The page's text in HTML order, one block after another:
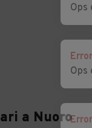
a Nuoro
Ops
Error
Ops
Error